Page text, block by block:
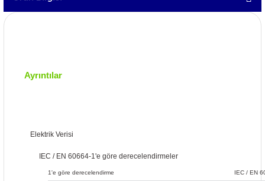
Ayrıntılar
Elektrik Verisi
IEC / EN 60664-1'e göre derecelendirmeler
1'e göre derecelendirme IEC / EN